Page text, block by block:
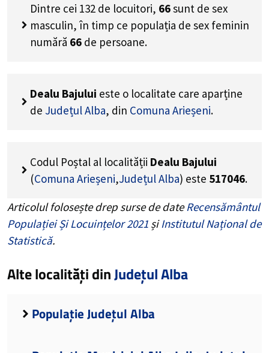
Dintre cei 132 de locuitori, 66sunt de sex
masculin, în timp ce populația de sex feminin
numără 66 de persoane.
Dealu Bajului este o localitate care aparține
de Județul Alba, din Comuna Arieșeni.
Codul Poștal al localității Dealu Bajului
(Comuna Arieșeni,Județul Alba) este 517046.
Articolul folosește drep surse de dateRecensământul
Populației Și Locuințelor 2021 șiInstitutul Național de
Statistică.
Alte localități dinJudețul Alba
Populație Județul Alba